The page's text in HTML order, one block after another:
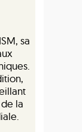
sa
la